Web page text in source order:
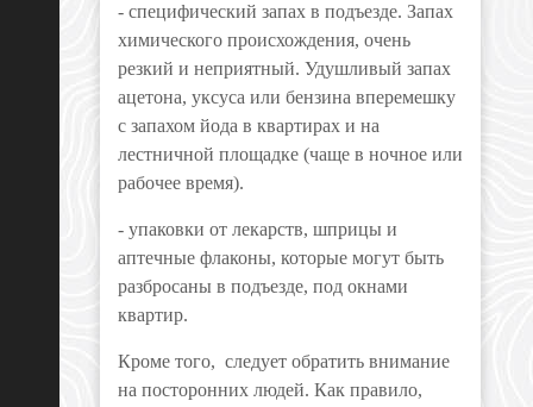
- специфический запах в подъезде. Запах
химического происхождения, очень
резкий и неприятный. Удушливый запах
ацетона, уксуса или бензина вперемешку
с запахом йода в квартирах и на
лестничной площадке (чаще в ночное или
рабочее время).
- упаковки от лекарств, шприцы и
аптечные флаконы, которые могут быть
разбросаны в подъезде, под окнами
квартир.
Кроме того, следует обратить внимание
на посторонних людей. Как правило,